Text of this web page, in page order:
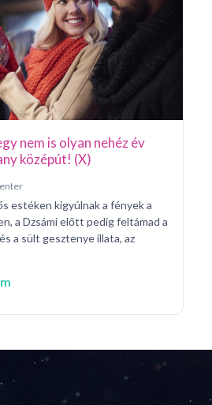
nem is olyan nehéz év
középút! (X)
estéken kigyúlnak a fények a
a Dzsámi előtt pedig feltámad a
a sült gesztenye illata, az